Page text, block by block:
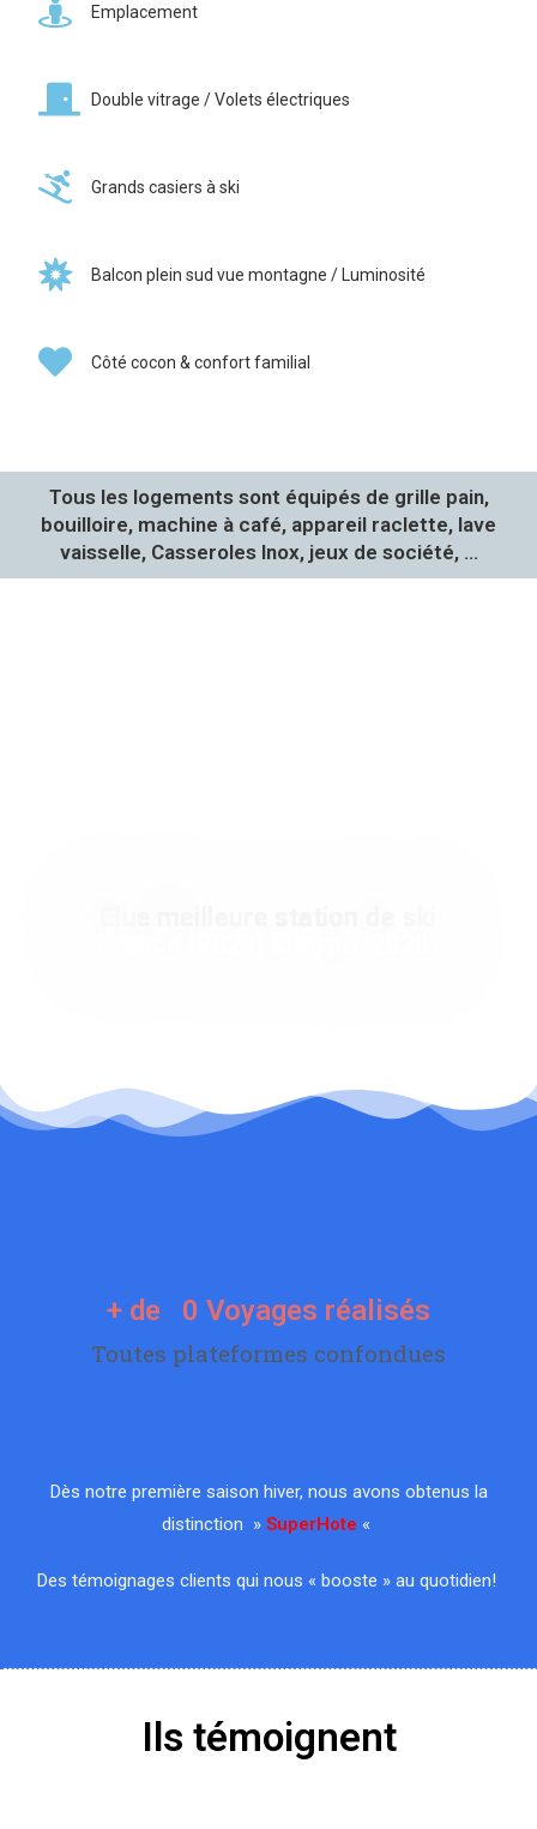
Emplacement
Double vitrage / Volets électriques
Grands casiers à ski
Balcon plein sud vue montagne / Luminosité
Côté cocon & confort familial
Tous les logements sont équipés de grille pain,
bouilloire, machine à café, appareil raclette, lave
vaisselle, Casseroles Inox, jeux de société, ...
+ de 0 Voyages réalisés
Toutes plateformes confondues
Dès notre première saison hiver, nous avons obtenus la
distinction » SuperHote «
Des témoignages clients qui nous « booste » au quotidien!
Ils témoignent